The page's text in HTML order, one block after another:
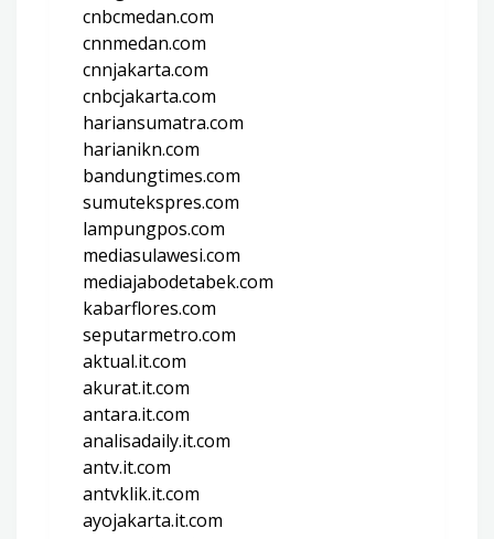
cnbcmedan.com
cnnmedan.com
cnnjakarta.com
cnbcjakarta.com
hariansumatra.com
harianikn.com
bandungtimes.com
sumutekspres.com
lampungpos.com
mediasulawesi.com
mediajabodetabek.com
kabarflores.com
seputarmetro.com
aktual.it.com
akurat.it.com
antara.it.com
analisadaily.it.com
antv.it.com
antvklik.it.com
ayojakarta.it.com